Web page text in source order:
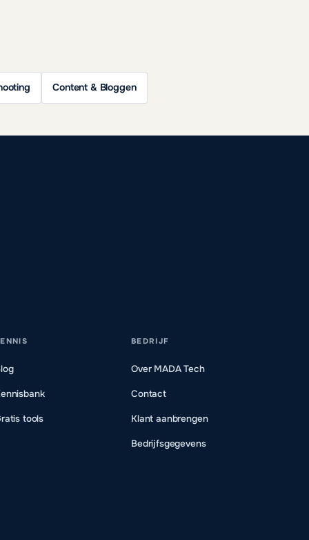
Content & Bloggen
tools
BEDRIJF
Over MADA Tech
Contact
Klant aanbrengen
Bedrijfsgegevens